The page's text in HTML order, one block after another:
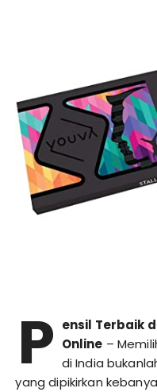
P ensil Terbaik
Online –
di India
yang dipikirkan